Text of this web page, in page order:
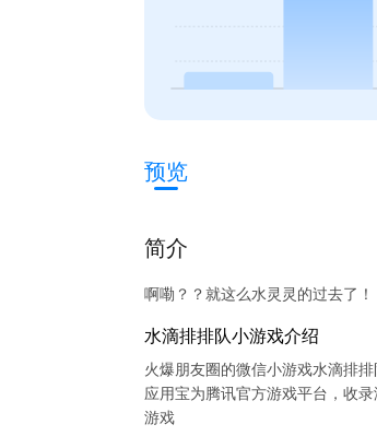
预览
简介
啊嘞？？就这么水灵灵的过去了
水滴排排队小游戏介绍
火爆朋友圈的微信小游戏水滴排
应用宝为腾讯官方游戏平台，收